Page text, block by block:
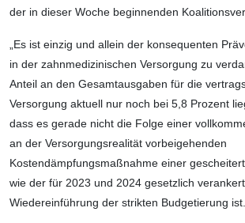
der in dieser Woche beginnenden
„Es ist einzig und allein der konsequenten
in der zahnmedizinischen Versorgung zu
Anteil an den Gesamtausgaben für die
Versorgung aktuell nur noch bei 5,8 Prozent
dass es gerade nicht die Folge einer
an der Versorgungsrealität vorbeigehenden
Kostendämpfungsmaßnahme einer
wie der für 2023 und 2024 gesetzlich
Wiedereinführung der strikten Budgetierung ist.